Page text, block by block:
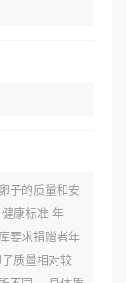
子的质量和安
康标准 年
要求捐赠者年
质量相对较